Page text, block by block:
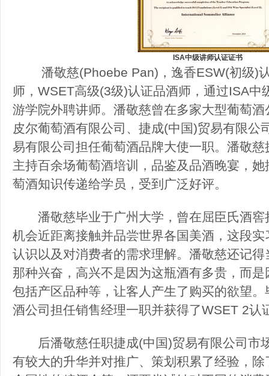
ISA中级讲师认证证书
潘敬慈(Phoebe Pan)，逸香ESW(初级)认
师，WSET高级(3级)认证品酒师，通过ISA中
游学院外聘讲师。潘敬慈曾在多家大型葡萄
皮尔葡萄酒有限公司、捷成(中国)贸易有限公
易有限公司担任葡萄酒品牌大使一职。潘敬
主持百余场葡萄酒培训，品鉴及品酒晚宴，
萄酒知识传递给学员，受到广泛好评。
潘敬慈毕业于广州大学，曾在屈臣氏酒窖
机会近距离接触并品尝世界各国美酒，这段
认识以及对消费者的需求理解。潘敬慈还记
那种兴奋，高兴不是因为这瓶酒有多贵，而
包括产区品种等，让客人产生了购买的欲望
酒公司担任销售经理一职并获得了WSET 2认
后潘敬慈任职捷成(中国)贸易有限公司市
有较大的升华并对推广、策划积累了经验，